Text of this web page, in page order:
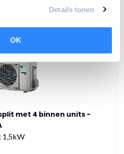
Details tonen
OK
met 4 binnen units -
1,5kW